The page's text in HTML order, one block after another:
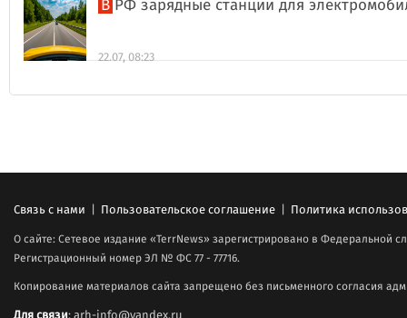
В РФ зарядные станции для
22.07, 08:23
Связь с нами | Пользовательское соглашение | Политика
О сайте: Сетевое издание «TerrNews» зарегистрировано в Федеральной
Регистрационный номер ЭЛ № ФС 77 - 77716.
Копирование материалов сайта запрещено без письменного согласия